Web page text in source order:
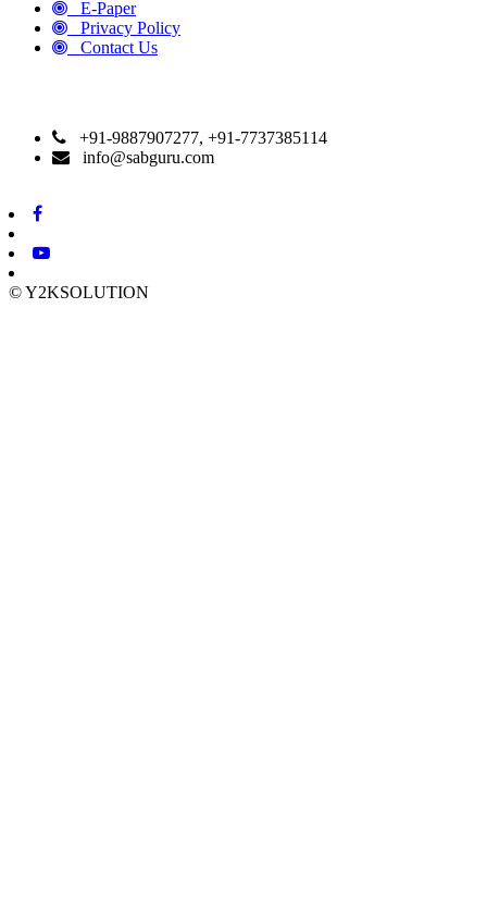
E-Paper
Privacy Policy
Contact Us
+91-9887907277, +91-7737385114
info@sabguru.com
© Y2KSOLUTION